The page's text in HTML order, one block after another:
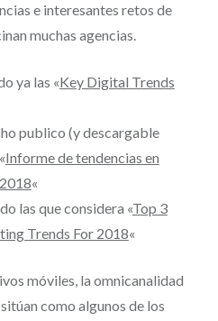
e interesantes retos de
muchas agencias.
ya las «Key Digital Trends
publico (y descargable
Informe de tendencias en
«
las que considera «Top 3
Trends For 2018«
móviles, la omnicanalidad
como algunos de los